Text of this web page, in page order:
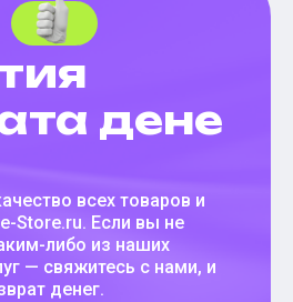
дене
всех товаров и
Store.ru. Если вы не
либо из наших
— свяжитесь с нами, и
денег.